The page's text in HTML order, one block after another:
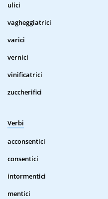
ulici
vagheggiatrici
varici
vernici
vinificatrici
zuccherifici
Verbi
acconsentici
consentici
intormentici
mentici